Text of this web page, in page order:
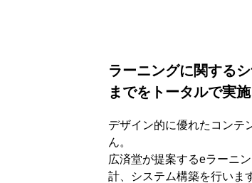
ラーニングに関する
までをトータルで実施
デザイン的に優れたコンテ
ん。
広済堂が提案するeラーニ
計、システム構築を行いま